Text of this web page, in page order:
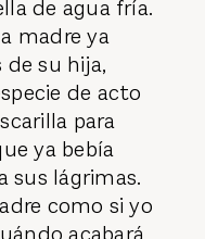
de agua fría.
madre ya
de su hija,
de acto
para
ya bebía
sus lágrimas.
como si yo